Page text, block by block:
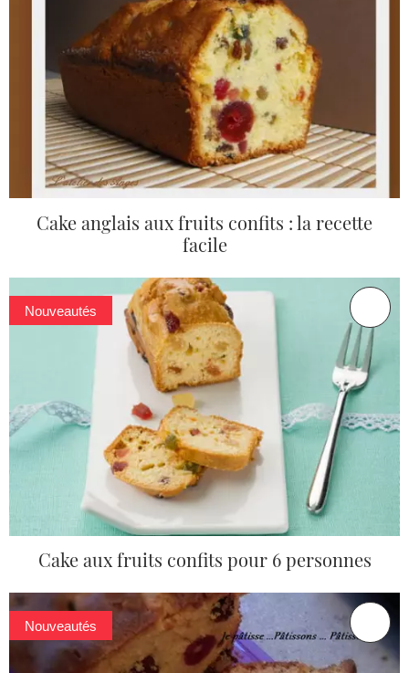
Cake anglais aux fruits confits : la recette
facile
Nouveautés
Cake aux fruits confits pour 6 personnes
Nouveautés